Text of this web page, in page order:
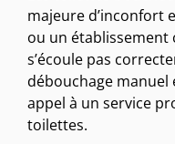
majeure d’inconfort
ou un établissement
s’écoule pas
débouchage manuel
appel à un service
toilettes.